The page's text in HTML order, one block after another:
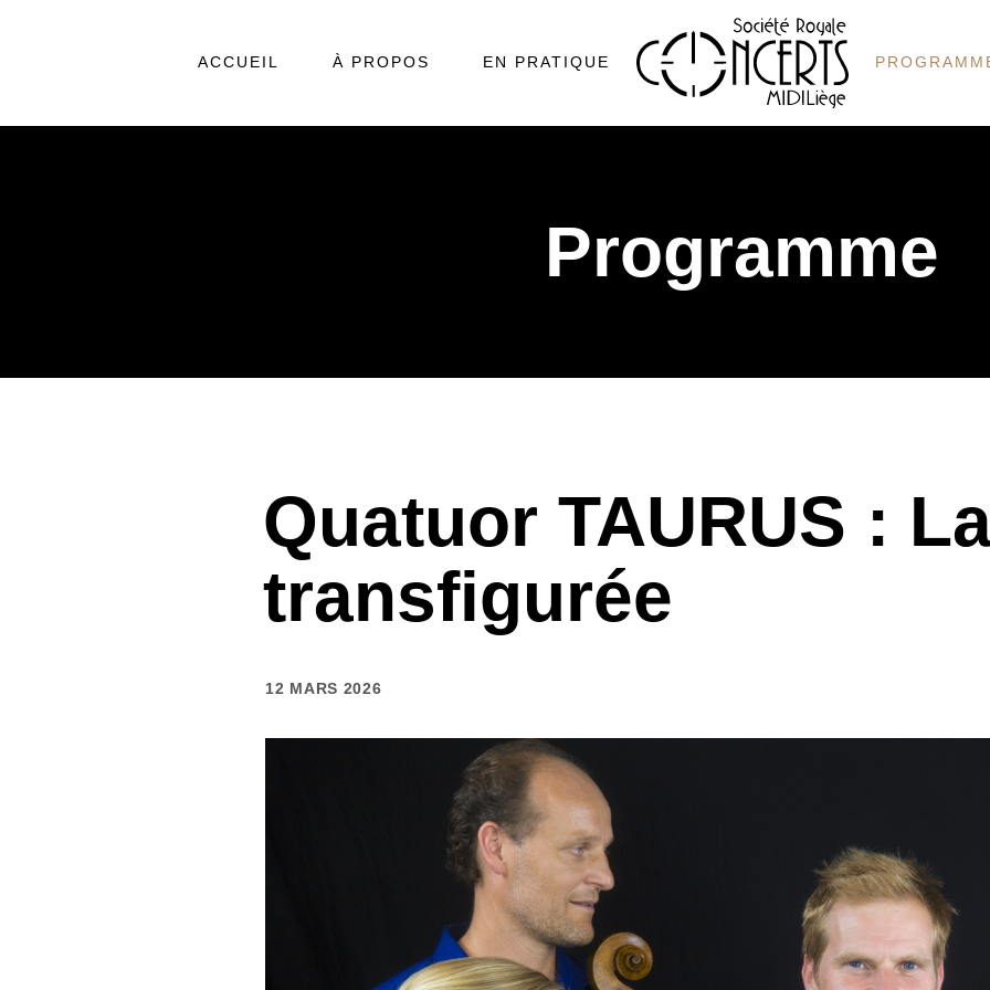
ACCUEIL À PROPOS EN PRATIQUE
Programme
Quatuor TAURUS :
transfigurée
12 MARS 2026